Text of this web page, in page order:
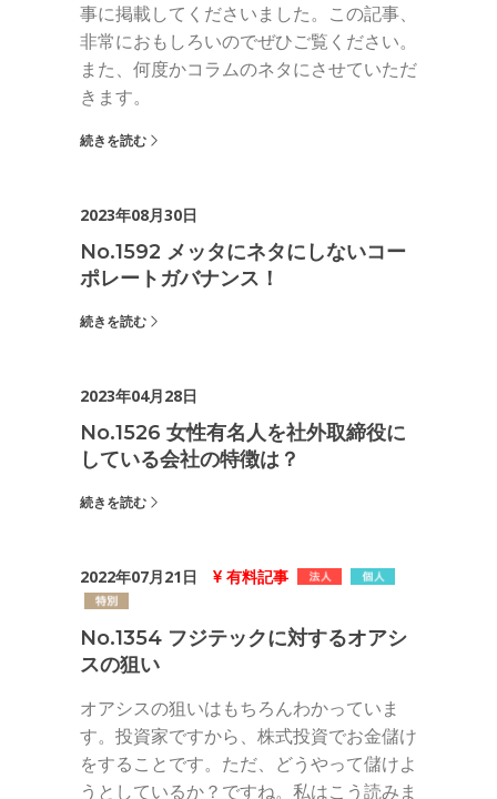
事に掲載してくださいました。この記事、
非常におもしろいのでぜひご覧ください。
また、何度かコラムのネタにさせていただ
きます。
続きを読む
2023年08月30日
No.1592 メッタにネタにしないコー
ポレートガバナンス！
続きを読む
2023年04月28日
No.1526 女性有名人を社外取締役に
している会社の特徴は？
続きを読む
2022年07月21日 有料記事
No.1354 フジテックに対するオアシ
スの狙い
オアシスの狙いはもちろんわかっていま
す。投資家ですから、株式投資でお金儲け
をすることです。ただ、どうやって儲けよ
うとしているか？ですね。私はこう読みま